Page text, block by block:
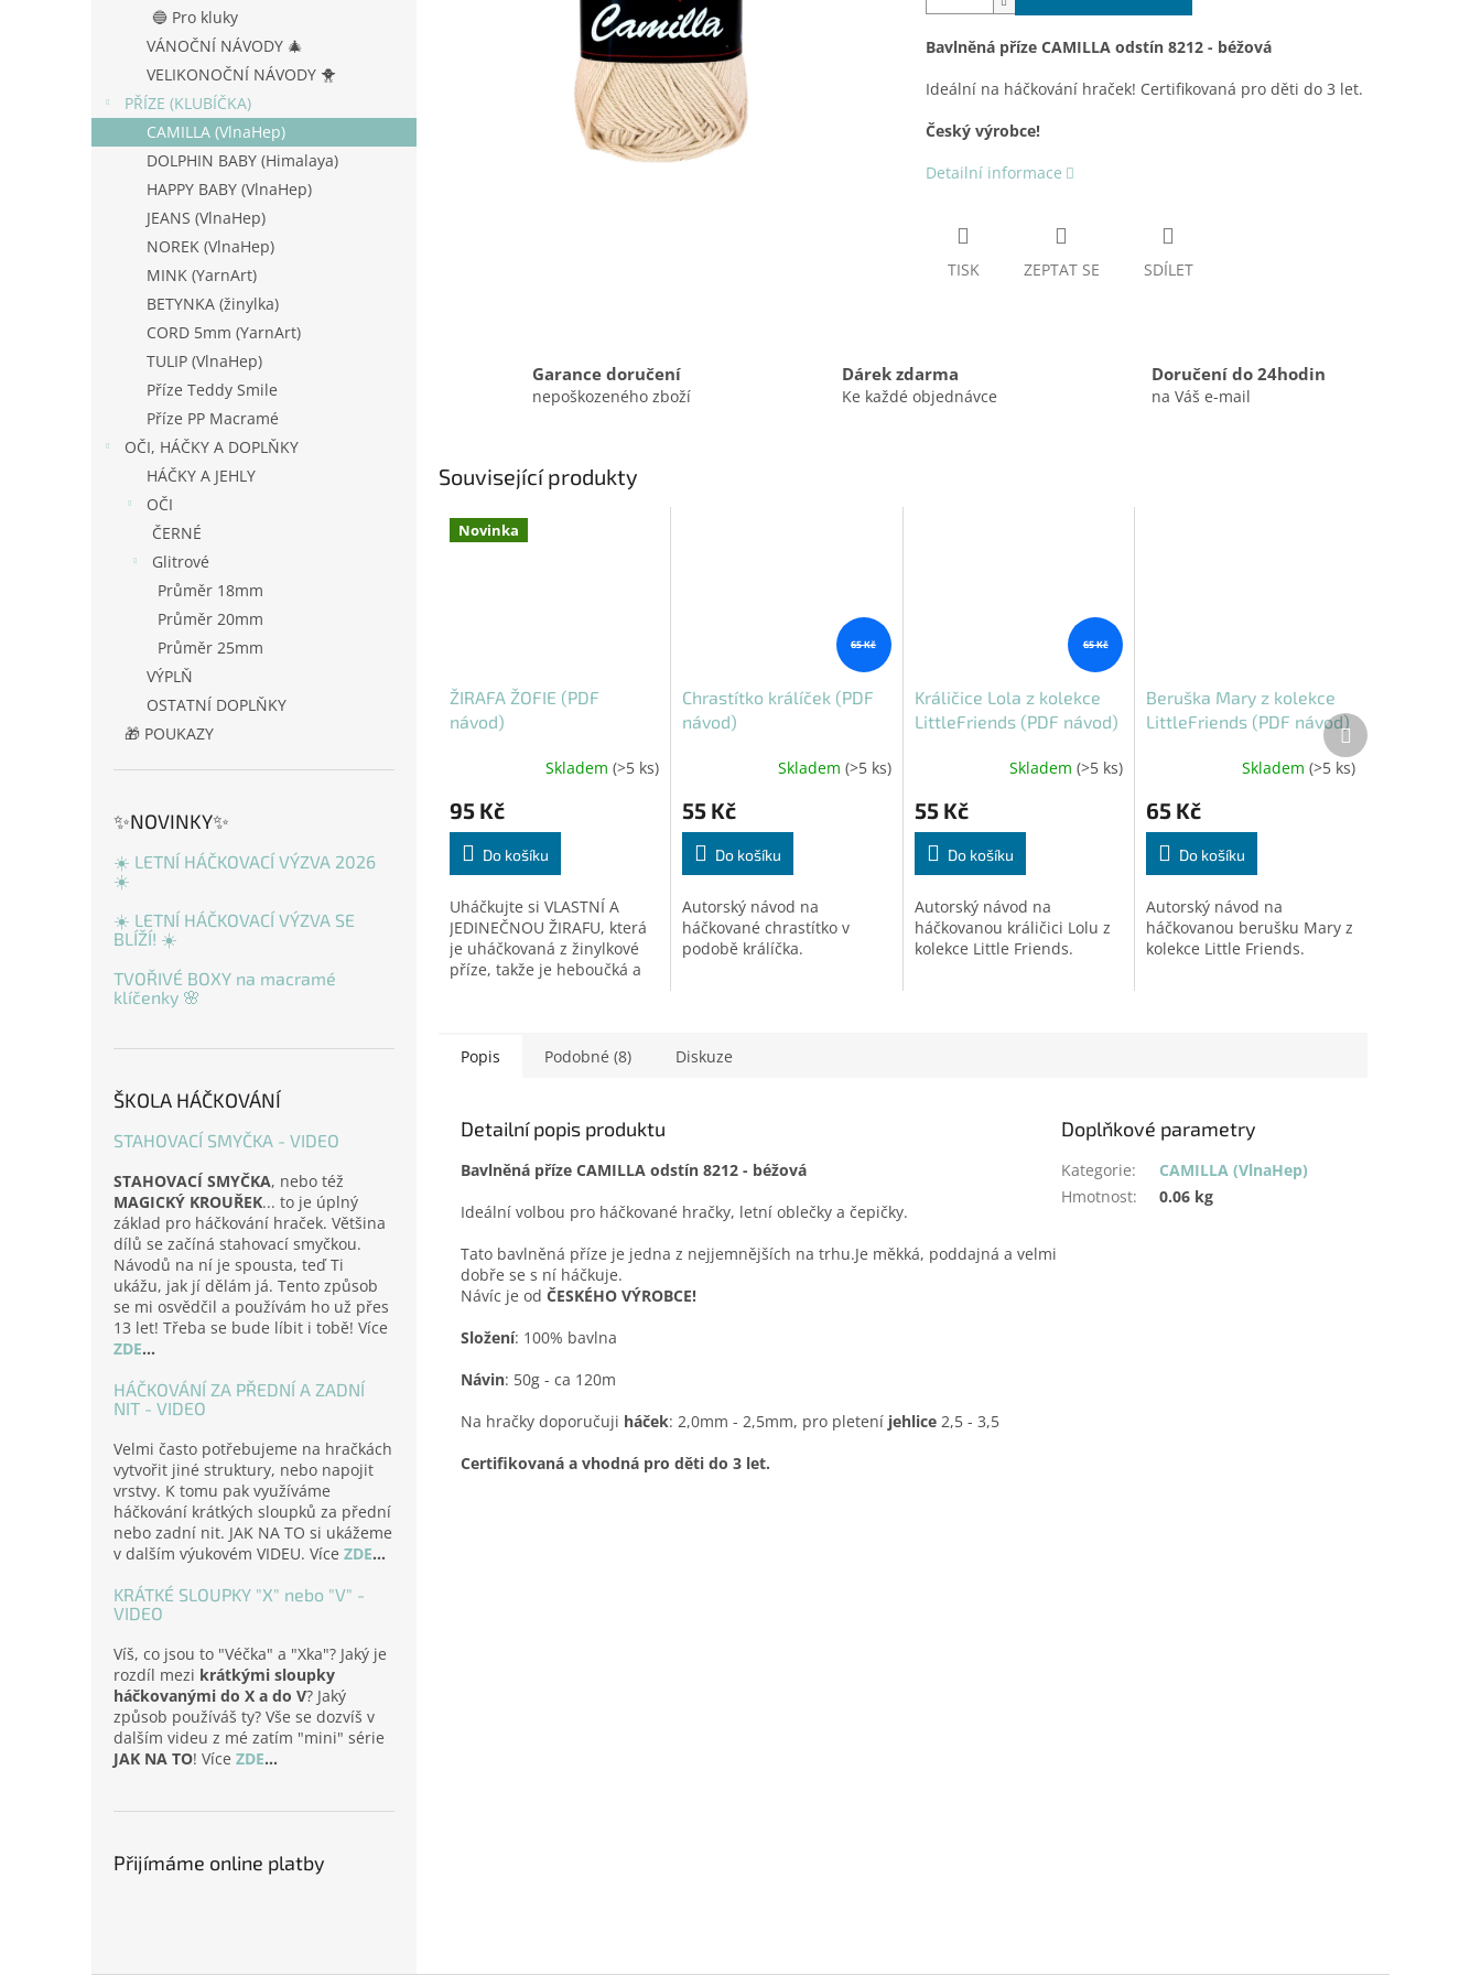
🔵 Pro kluky
VÁNOČNÍ NÁVODY 🎄
VELIKONOČNÍ NÁVODY 🐥
PŘÍZE (KLUBÍČKA)
CAMILLA (VlnaHep)
DOLPHIN BABY (Himalaya)
HAPPY BABY (VlnaHep)
JEANS (VlnaHep)
NOREK (VlnaHep)
MINK (YarnArt)
BETYNKA (žinylka)
CORD 5mm (YarnArt)
TULIP (VlnaHep)
Příze Teddy Smile
Příze PP Macramé
OČI, HÁČKY A DOPLŇKY
HÁČKY A JEHLY
OČI
ČERNÉ
Glitrové
Průměr 18mm
Průměr 20mm
Průměr 25mm
VÝPLŇ
OSTATNÍ DOPLŇKY
🎁 POUKAZY
✨NOVINKY✨
☀️ LETNÍ HÁČKOVACÍ VÝZVA 2026
☀️
☀️ LETNÍ HÁČKOVACÍ VÝZVA SE
BLÍŽÍ! ☀️
TVOŘIVÉ BOXY na macramé
klíčenky 🌸
ŠKOLA HÁČKOVÁNÍ
STAHOVACÍ SMYČKA - VIDEO
STAHOVACÍ SMYČKA, nebo též
MAGICKÝ KROUŘEK... to je úplný
základ pro háčkování hraček. Většina
dílů se začíná stahovací smyčkou.
Návodů na ní je spousta, teď Ti
ukážu, jak jí dělám já. Tento způsob
se mi osvědčil a používám ho už přes
13 let! Třeba se bude líbit i tobě! Více
ZDE...
HÁČKOVÁNÍ ZA PŘEDNÍ A ZADNÍ
NIT - VIDEO
Velmi často potřebujeme na hračkách
vytvořit jiné struktury, nebo napojit
vrstvy. K tomu pak využíváme
háčkování krátkých sloupků za přední
nebo zadní nit. JAK NA TO si ukážeme
v dalším výukovém VIDEU. Více ZDE...
KRÁTKÉ SLOUPKY "X" nebo "V" -
VIDEO
Víš, co jsou to "Véčka" a "Xka"? Jaký je
rozdíl mezi krátkými sloupky
háčkovanými do X a do V? Jaký
způsob používáš ty? Vše se dozvíš v
dalším videu z mé zatím "mini" série
JAK NA TO! Více ZDE...
Přijímáme online platby
Bavlněná příze CAMILLA odstín 8212 - béžová
Ideální na háčkování hraček! Certifikovaná pro děti do 3 let.
Český výrobce!
Detailní informace
TISK ZEPTAT SE SDÍLET
Garance doručení
nepoškozeného zboží
Dárek zdarma
Ke každé objednávce
Doručení do 24hodin
na Váš e-mail
Související produkty
Novinka
ŽIRAFA ŽOFIE (PDF
návod)
Skladem (>5 ks)
95 Kč
Do košíku
Uháčkujte si VLASTNÍ A
JEDINEČNOU ŽIRAFU, která
je uháčkovaná z žinylkové
příze, takže je heboučká a
65 Kč
Chrastítko králíček (PDF
návod)
Skladem (>5 ks)
55 Kč
Do košíku
Autorský návod na
háčkované chrastítko v
podobě králíčka.
65 Kč
Králičice Lola z kolekce
LittleFriends (PDF návod)
Skladem(>5 ks)
55 Kč
Do košíku
Autorský návod na
háčkovanou králičici Lolu z
kolekce Little Friends.
Beruška Mary z kolekce
LittleFriends (PDF návod)
Skladem (>5 ks)
65 Kč
Do košíku
Autorský návod na
háčkovanou berušku Mary z
kolekce Little Friends.
Další
produkt
Popis Podobné (8) Diskuze
Detailní popis produktu
Bavlněná příze CAMILLA odstín 8212 - béžová
Ideální volbou pro háčkované hračky, letní oblečky a čepičky.
Tato bavlněná příze je jedna z nejjemnějších na trhu.Je měkká, poddajná a velmi
dobře se s ní háčkuje.
Návíc je od ČESKÉHO VÝROBCE!
Složení: 100% bavlna
Návin: 50g - ca 120m
Na hračky doporučuji háček: 2,0mm - 2,5mm, pro pletení jehlice 2,5 - 3,5
Certifikovaná a vhodná pro děti do 3 let.
Doplňkové parametry
Kategorie:
CAMILLA (VlnaHep)
Hmotnost: 0.06 kg